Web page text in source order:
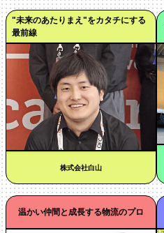
"未来のあたりまえ"をカタチにする
最前線
株式会社白山
温かい仲間と成長する物流のプロ